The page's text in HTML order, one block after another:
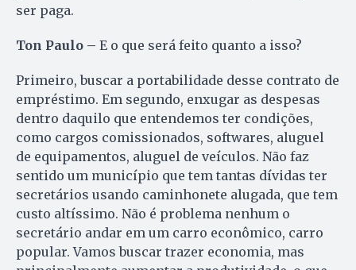
ser paga.
Ton Paulo – E o que será feito quanto a isso?
Primeiro, buscar a portabilidade desse contrato de
empréstimo. Em segundo, enxugar as despesas
dentro daquilo que entendemos ter condições,
como cargos comissionados, softwares, aluguel
de equipamentos, aluguel de veículos. Não faz
sentido um município que tem tantas dívidas ter
secretários usando caminhonete alugada, que tem
custo altíssimo. Não é problema nenhum o
secretário andar em um carro econômico, carro
popular. Vamos buscar trazer economia, mas